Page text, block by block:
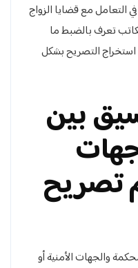
التعامل مع قضايا الزواج
تعرف بالضبط ما
التصريح بشكل
بين
تصريح
والجهات الأمنية أو